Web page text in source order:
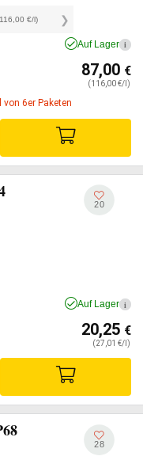
€/l)
Auf Lager i
87,00 €
(116,00 €/l)
6er Paketen
20
Auf Lager i
20,25 €
(27,01 €/l)
28